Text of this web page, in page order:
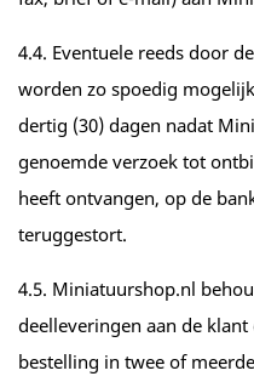
4.4. Eventuele reeds door
worden zo spoedig
dertig (30) dagen nadat
genoemde verzoek tot
heeft ontvangen, op de
teruggestort.
4.5. Miniatuurshop.nl
deelleveringen aan de
bestelling in twee of